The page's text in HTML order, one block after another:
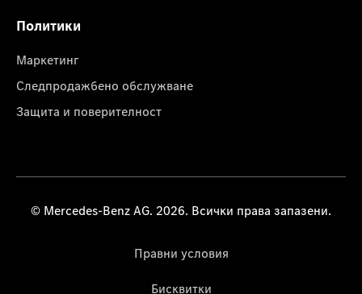
Политики
Маркетинг
Следпродажбено обслужване
Защита и поверителност
© Mercedes-Benz AG. 2026. Всички права запазени.
Правни условия
Бисквитки